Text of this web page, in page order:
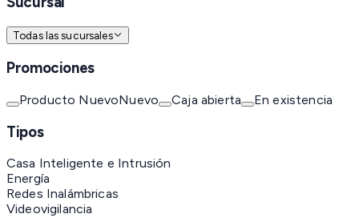
Todas las sucursales
Promociones
Producto NuevoNuevo Caja abierta En existencia
Tipos
Casa Inteligente e Intrusión
Energía
Redes Inalámbricas
Videovigilancia